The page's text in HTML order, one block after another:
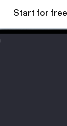
Start for free